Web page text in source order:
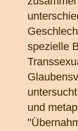
spezielle
und